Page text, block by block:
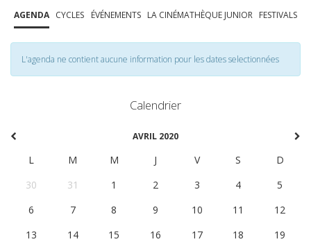
AGENDA CYCLES ÉVÉNEMENTS LA CINÉMATHÈQUE JUNIOR FESTIVALS
L'agenda ne contient aucune information pour les dates selectionnées
Calendrier
AVRIL 2020
L M M J V S
D
30
31 1 2 3 4
5
6
7 8 9 10 11
12
13
14 15 16 17 18
19